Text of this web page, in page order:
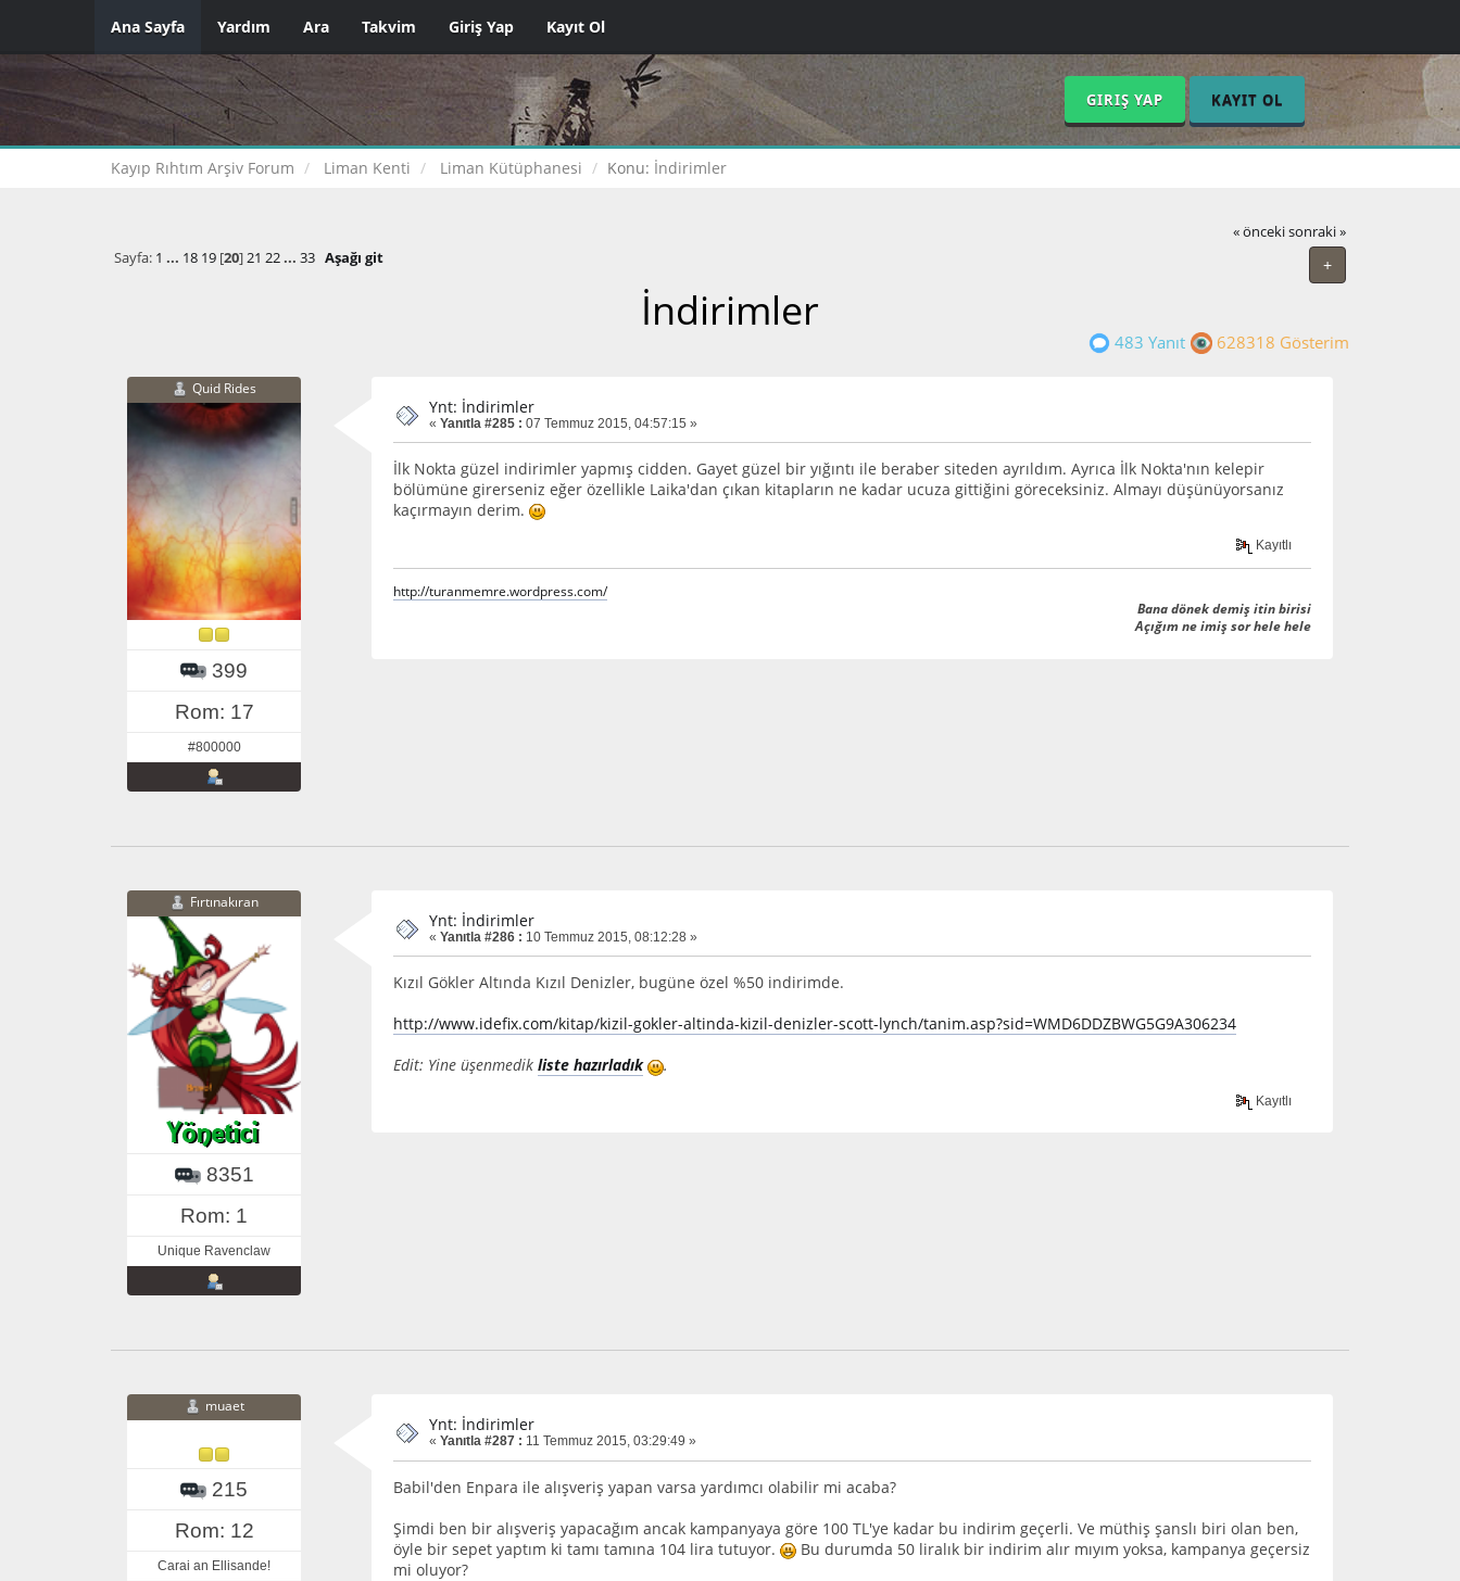
Ana Sayfa Yardım Ara Takvim Giriş Yap Kayıt Ol
GIRIŞ YAP KAYIT OL
Kayıp Rıhtım Arşiv Forum Liman Kenti Liman Kütüphanesi Konu: İndirimler
« önceki sonraki »
+
Sayfa: 1 ... 18 19[20]21 22 ... 33 Aşağı git
İndirimler
483 Yanıt 628318 Gösterim
Quid Rides
399
Rom: 17
#800000
Ynt: İndirimler
« Yanıtla #285 : 07 Temmuz 2015, 04:57:15 »
İlk Nokta güzel indirimler yapmış cidden. Gayet güzel bir yığıntı ile beraber siteden ayrıldım. Ayrıca İlk Nokta'nın kelepir
bölümüne girerseniz eğer özellikle Laika'dan çıkan kitapların ne kadar ucuza gittiğini göreceksiniz. Almayı düşünüyorsanız
kaçırmayın derim.
Kayıtlı
http://turanmemre.wordpress.com/
Bana dönek demiş itin birisi
Açığım ne imiş sor hele hele
Fırtınakıran
8351
Rom: 1
Unique Ravenclaw
Ynt: İndirimler
« Yanıtla #286 : 10 Temmuz 2015, 08:12:28 »
Kızıl Gökler Altında Kızıl Denizler, bugüne özel %50 indirimde.
http://www.idefix.com/kitap/kizil-gokler-altinda-kizil-denizler-scott-lynch/tanim.asp?sid=WMD6DDZBWG5G9A306234
Edit: Yine üşenmedik liste hazırladık .
Kayıtlı
muaet
215
Rom: 12
Carai an Ellisande!
Ynt: İndirimler
« Yanıtla #287 : 11 Temmuz 2015, 03:29:49 »
Babil'den Enpara ile alışveriş yapan varsa yardımcı olabilir mi acaba?
Şimdi ben bir alışveriş yapacağım ancak kampanyaya göre 100 TL'ye kadar bu indirim geçerli. Ve müthiş şanslı biri olan ben,
öyle bir sepet yaptım ki tamı tamına 104 lira tutuyor.
Bu durumda 50 liralık bir indirim alır mıyım yoksa, kampanya geçersiz
mi oluyor?